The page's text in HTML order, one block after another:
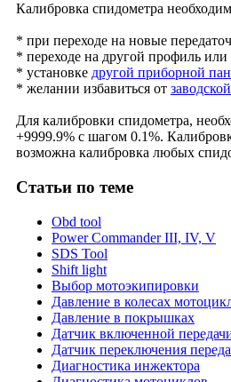
Калибровка спидометра
* при переходе на новые
* переходе на другой профиль или
* установке другой приборной
* желании избавиться от
Для калибровки спидометра,
+9999.9% с шагом 0.1%.
возможна калибровка любых
Статьи по теме
Obd tool
Power Commander III, IV, V
SDS Tool
Shift light
Выбор мотоэкипировки
Давление в колесах
Давление в покрышках
Датчик включенной
Датчик переключения
Диагностика инжектора